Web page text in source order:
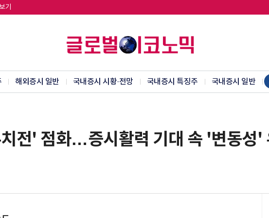
기
해외증시 일반 국내증시 시황·전망 국내증시 특징주 국내증시 일반
전' 점화…증시활력 기대 속 '변동성'